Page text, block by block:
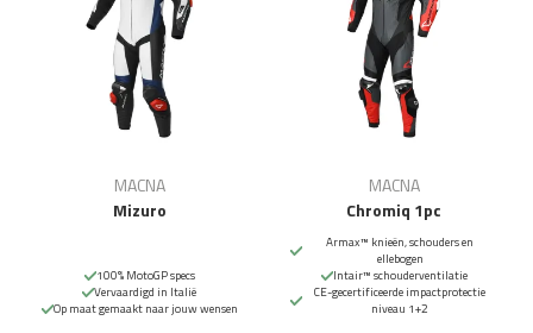
MACNA
Mizuro
100% MotoGP specs
Vervaardigd in Italië
Op maat gemaakt naar jouw wensen
MACNA
Chromiq 1pc
Armax™ knieën, schouders en
ellebogen
Intair™ schouderventilatie
CE-gecertificeerde impactprotectie
niveau 1+2